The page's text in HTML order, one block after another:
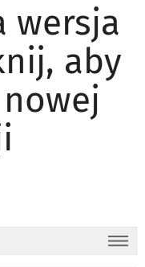
wersja
aby